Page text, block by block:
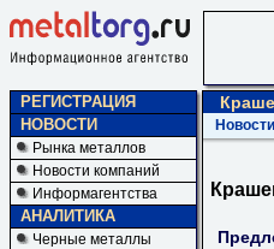
РЕГИСТРАЦИЯ
НОВОСТИ
Рынка металлов
Новости компаний
Информагентства
АНАЛИТИКА
Черные металлы
Новости